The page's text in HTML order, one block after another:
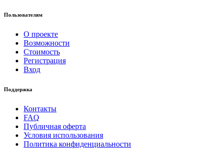
Пользователям
О проекте
Возможности
Стоимость
Регистрация
Вход
Поддержка
Контакты
FAQ
Публичная оферта
Условия использования
Политика конфиденциальности